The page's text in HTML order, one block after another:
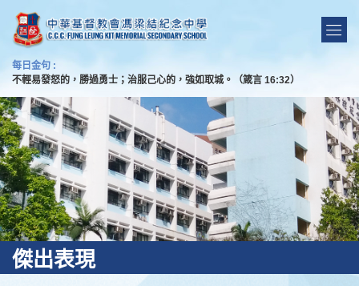
每日金句 :
不輕易發怒的，勝過勇士；治服己心的，強如取城。（箴言 16:32）
傑出表現